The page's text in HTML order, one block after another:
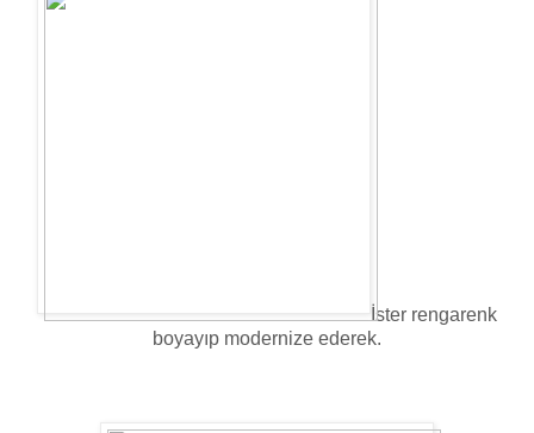
İster rengarenk
boyayıp modernize ederek.